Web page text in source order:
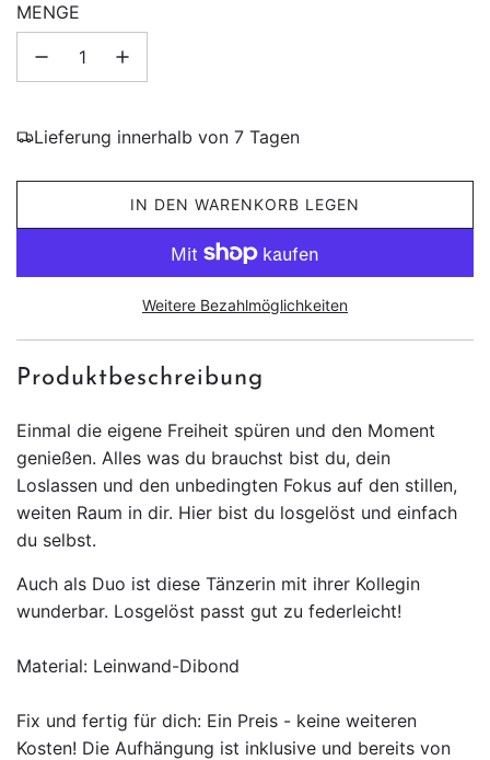
MENGE
Lieferung innerhalb von 7 Tagen
L
A
E
.
IN DEN WARENKORB LEGEN
Weitere Bezahlmöglichkeiten
Produktbeschreibung
Einmal die eigene Freiheit spüren und den Moment
genießen. Alles was du brauchst bist du, dein
Loslassen und den unbedingten Fokus auf den stillen,
weiten Raum in dir. Hier bist du losgelöst und einfach
du selbst.
Auch als Duo ist diese Tänzerin mit ihrer Kollegin
wunderbar. Losgelöst passt gut zu federleicht!
Material: Leinwand-Dibond
Fix und fertig für dich: Ein Preis - keine weiteren
Kosten! Die Aufhängung ist inklusive und bereits von